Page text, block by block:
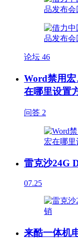
论坛 46
Word禁用宏
在哪里设置
问答 2
雷克沙24G
07.25
来酷一体机